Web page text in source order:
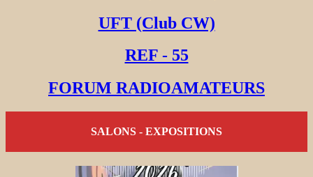
UFT (Club CW)
REF - 55
FORUM RADIOAMATEURS
SALONS - EXPOSITIONS